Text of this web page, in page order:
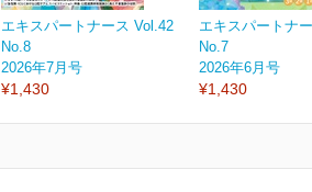
エキスパートナース Vol.42
No.8
2026年7月号
¥1,430
エキスパートナ
No.7
2026年6月号
¥1,430